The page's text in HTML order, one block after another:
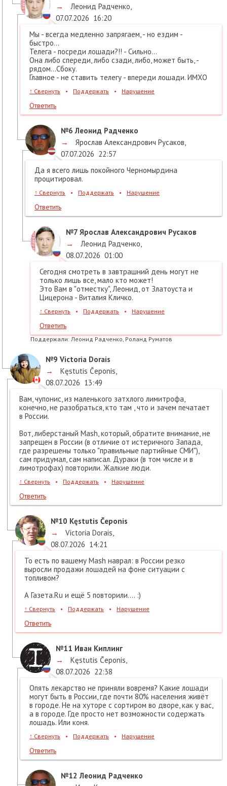
→
Леонид Радченко,
07.07.2026 16:20
Мы - всегда медленно запрягаем, - но ездим -
быстро...
Телега - посреди лошади?!! - Сильно...
Она либо спереди, либо сзади, либо, может быть, -
рядом...Сбоку.
Главное - не ставить телегу - впереди лошади. ИМХО
↑ Свернуть • Поддержать • Нарушение
Ответить
№6 Леонид Радченко
→
Ярослав Александрович Русаков,
07.07.2026 22:57
Да я всего лишь покойного Черномырдина
процитировал.
↑ Свернуть • Поддержать • Нарушение
Ответить
№7 Ярослав Александрович Русаков
→
Леонид Радченко,
08.07.2026 01:00
Сегодня смотреть в завтрашний день могут не
только лишь все, мало кто может!
Это Вам в "отместку", Леонид, от Златоуста и
Цицерона - Виталия Кличко.
↑ Свернуть • Поддержать • Нарушение
Ответить
Поддержали: Леонид Радченко, Роланд Руматов
№9 Victoria Dorais
→
Kęstutis Čeponis,
08.07.2026 13:49
Вам, чупонис, из маленького затхлого лимитрофа,
конечно, не разобраться, кто там , что и зачем печатает
в России.
Вот, либерстаный Mash, который, обратите внимание, не
запрещен в России (в отличие от истеричного Запада,
где разрешены только "правильные партийные СМИ"),
сам придумал, сам написал. Дураки (в том числе и в
лимотрофах) повторили. Жалкие люди.
↑ Свернуть • Поддержать • Нарушение
Ответить
№10 Kęstutis Čeponis
→
Victoria Dorais,
08.07.2026 14:21
То есть по вашему Mash наврал: в России резко
выросли продажи лошадей на фоне ситуации с
топливом?
А Газета.Ru и ещё 5 повторили.... :)
↑ Свернуть • Поддержать • Нарушение
Ответить
№11 Иван Киплинг
→
Kęstutis Čeponis,
08.07.2026 22:38
Опять лекарство не приняли вовремя? Какие лошади
могут быть в России, где почти 80% населения живёт
в городе. Не на хуторе с сортиром во дворе, как у вас,
а в городе. Где просто нет возможности содержать
лошадь. Или коня.
↑ Свернуть • Поддержать • Нарушение
Ответить
№12 Леонид Радченко